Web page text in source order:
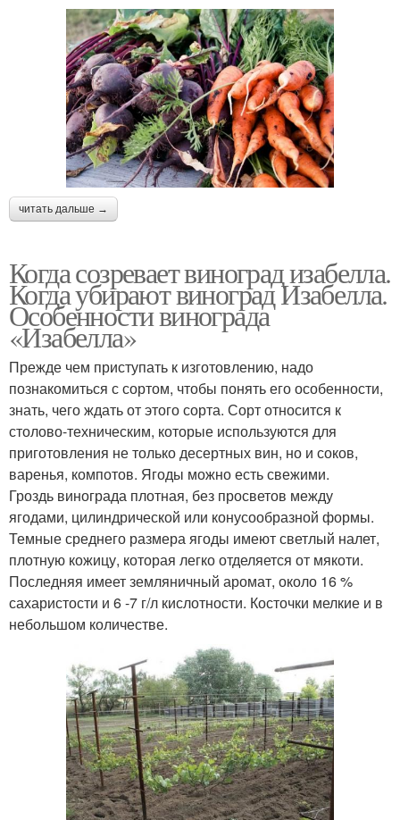
читать дальше →
Когда созревает виноград изабелла.
Когда убирают виноград Изабелла.
Особенности винограда
«Изабелла»
Прежде чем приступать к изготовлению, надо
познакомиться с сортом, чтобы понять его особенности,
знать, чего ждать от этого сорта. Сорт относится к
столово-техническим, которые используются для
приготовления не только десертных вин, но и соков,
варенья, компотов. Ягоды можно есть свежими.
Гроздь винограда плотная, без просветов между
ягодами, цилиндрической или конусообразной формы.
Темные среднего размера ягоды имеют светлый налет,
плотную кожицу, которая легко отделяется от мякоти.
Последняя имеет земляничный аромат, около 16 %
сахаристости и 6 -7 г/л кислотности. Косточки мелкие и в
небольшом количестве.